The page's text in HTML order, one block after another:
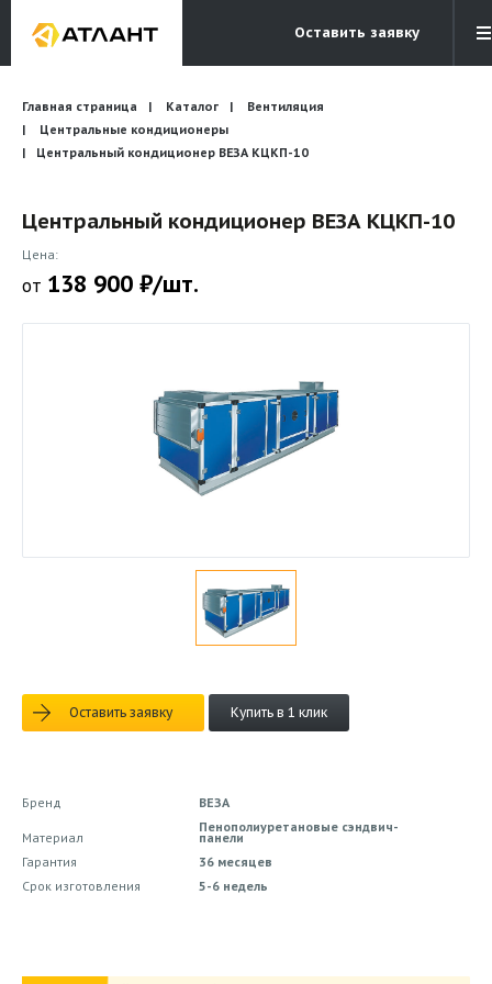
Оставить заявку
Электронная почта
info@atlantcompany.ru
Бесплатный звонок
Бренды
Бланки запросов
Главная страница Каталог
Вентиляция
Центральные кондиционеры
Центральный кондиционер ВЕЗА КЦКП-10
Центральный кондиционер ВЕЗА КЦКП-10
Цена:
от 138 900 ₽/шт.
Оставить заявку Купить в 1 клик
Бренд ВЕЗА
Материал
Пенополиуретановые сэндвич-
панели
Гарантия
36 месяцев
Срок изготовления
5-6 недель